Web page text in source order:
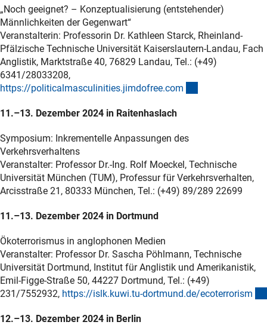
„Noch geeignet? – Konzeptualisierung (entstehender)
Männlichkeiten der Gegenwart“
Veranstalterin: Professorin Dr. Kathleen Starck, Rheinland-
Pfälzische Technische Universität Kaiserslautern-Landau, Fach
Anglistik, Marktstraße 40, 76829 Landau, Tel.: (+49)
6341/28033208,
https://politicalmasculinities.jimdofree.com
11.–13. Dezember 2024 in Raitenhaslach
Symposium: Inkrementelle Anpassungen des
Verkehrsverhaltens
Veranstalter: Professor Dr.-Ing. Rolf Moeckel, Technische
Universität München (TUM), Professur für Verkehrsverhalten,
Arcisstraße 21, 80333 München, Tel.: (+49) 89/289 22699
11.–13. Dezember 2024 in Dortmund
Ökoterrorismus in anglophonen Medien
Veranstalter: Professor Dr. Sascha Pöhlmann, Technische
Universität Dortmund, Institut für Anglistik und Amerikanistik,
Emil-Figge-Straße 50, 44227 Dortmund, Tel.: (+49)
231/7552932, https://islk.kuwi.tu-dortmund.de/ecoterrorism
12.–13. Dezember 2024 in Berlin